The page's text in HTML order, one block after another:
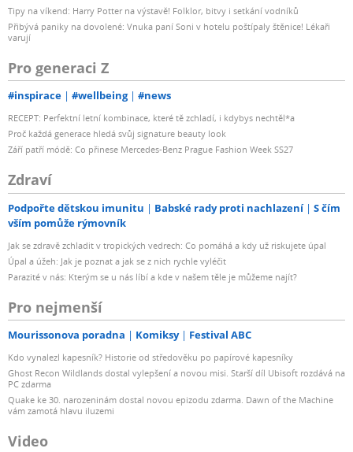
Tipy na víkend: Harry Potter na výstavě! Folklor, bitvy i setkání vodníků
Přibývá paniky na dovolené: Vnuka paní Soni v hotelu poštípaly štěnice! Lékaři
varují
Pro generaci Z
#inspirace #wellbeing #news
RECEPT: Perfektní letní kombinace, které tě zchladí, i kdybys nechtěl*a
Proč každá generace hledá svůj signature beauty look
Září patří módě: Co přinese Mercedes-Benz Prague Fashion Week SS27
Zdraví
Podpořte dětskou imunitu Babské rady proti nachlazení
S čím
vším pomůže rýmovník
Jak se zdravě zchladit v tropických vedrech: Co pomáhá a kdy už riskujete úpal
Úpal a úžeh: Jak je poznat a jak se z nich rychle vyléčit
Parazité v nás: Kterým se u nás líbí a kde v našem těle je můžeme najít?
Pro nejmenší
Mourissonova poradna Komiksy Festival ABC
Kdo vynalezl kapesník? Historie od středověku po papírové kapesníky
Ghost Recon Wildlands dostal vylepšení a novou misi. Starší díl Ubisoft rozdává na
PC zdarma
Quake ke 30. narozeninám dostal novou epizodu zdarma. Dawn of the Machine
vám zamotá hlavu iluzemi
Video